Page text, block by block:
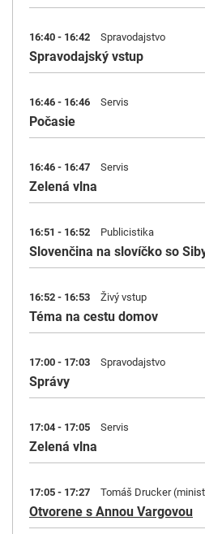
16:40 - 16:42 Spravodajstvo
Spravodajský vstup
16:46 - 16:46 Servis
Počasie
16:46 - 16:47 Servis
Zelená vlna
16:51 - 16:52 Publicistika
Slovenčina na slovíčko so
16:52 - 16:53 Živý vstup
Téma na cestu domov
17:00 - 17:03 Spravodajstvo
Správy
17:04 - 17:05 Servis
Zelená vlna
17:05 - 17:27
Otvorene s Annou Vargovou